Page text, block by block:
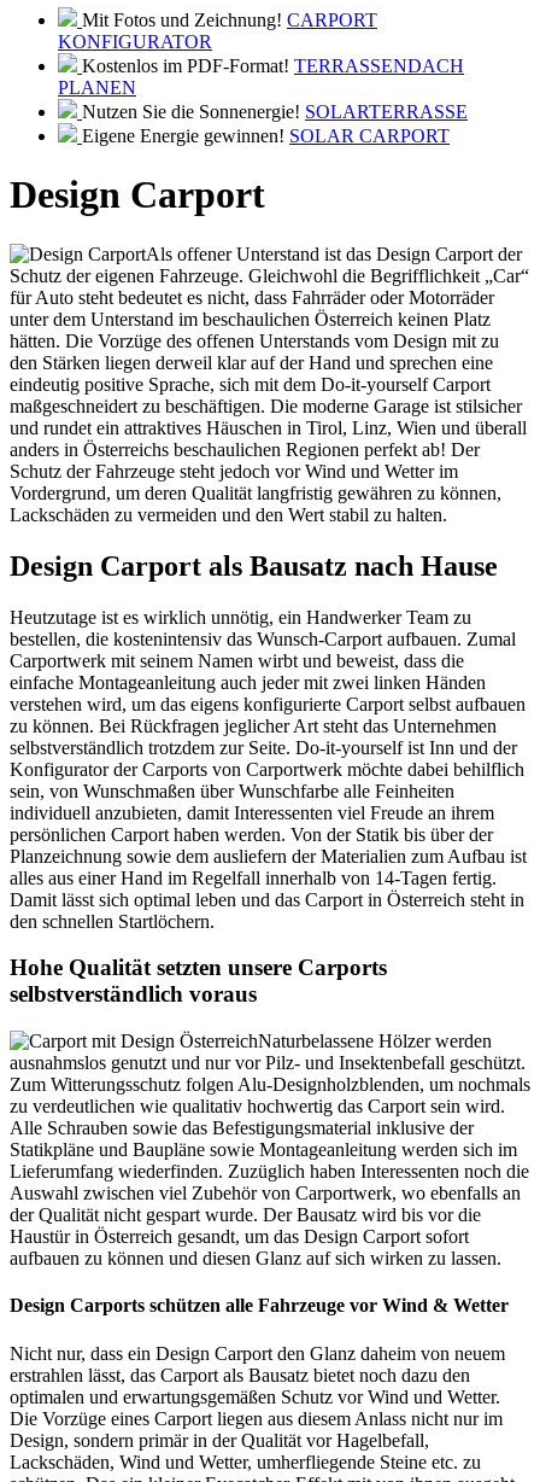
Mit Fotos und Zeichnung! CARPORT
KONFIGURATOR
Kostenlos im PDF-Format! TERRASSENDACH
PLANEN
Nutzen Sie die Sonnenergie! SOLARTERRASSE
Eigene Energie gewinnen! SOLAR CARPORT
Design Carport
Als offener Unterstand ist das Design Carport der
Schutz der eigenen Fahrzeuge. Gleichwohl die Begrifflichkeit „Car“
für Auto steht bedeutet es nicht, dass Fahrräder oder Motorräder
unter dem Unterstand im beschaulichen Österreich keinen Platz
hätten. Die Vorzüge des offenen Unterstands vom Design mit zu
den Stärken liegen derweil klar auf der Hand und sprechen eine
eindeutig positive Sprache, sich mit dem Do-it-yourself Carport
maßgeschneidert zu beschäftigen. Die moderne Garage ist stilsicher
und rundet ein attraktives Häuschen in Tirol, Linz, Wien und überall
anders in Österreichs beschaulichen Regionen perfekt ab! Der
Schutz der Fahrzeuge steht jedoch vor Wind und Wetter im
Vordergrund, um deren Qualität langfristig gewähren zu können,
Lackschäden zu vermeiden und den Wert stabil zu halten.
Design Carport als Bausatz nach Hause
Heutzutage ist es wirklich unnötig, ein Handwerker Team zu
bestellen, die kostenintensiv das Wunsch-Carport aufbauen. Zumal
Carportwerk mit seinem Namen wirbt und beweist, dass die
einfache Montageanleitung auch jeder mit zwei linken Händen
verstehen wird, um das eigens konfigurierte Carport selbst aufbauen
zu können. Bei Rückfragen jeglicher Art steht das Unternehmen
selbstverständlich trotzdem zur Seite. Do-it-yourself ist Inn und der
Konfigurator der Carports von Carportwerk möchte dabei behilflich
sein, von Wunschmaßen über Wunschfarbe alle Feinheiten
individuell anzubieten, damit Interessenten viel Freude an ihrem
persönlichen Carport haben werden. Von der Statik bis über der
Planzeichnung sowie dem ausliefern der Materialien zum Aufbau ist
alles aus einer Hand im Regelfall innerhalb von 14-Tagen fertig.
Damit lässt sich optimal leben und das Carport in Österreich steht in
den schnellen Startlöchern.
Hohe Qualität setzten unsere Carports
selbstverständlich voraus
Naturbelassene Hölzer werden
ausnahmslos genutzt und nur vor Pilz- und Insektenbefall geschützt.
Zum Witterungsschutz folgen Alu-Designholzblenden, um nochmals
zu verdeutlichen wie qualitativ hochwertig das Carport sein wird.
Alle Schrauben sowie das Befestigungsmaterial inklusive der
Statikpläne und Baupläne sowie Montageanleitung werden sich im
Lieferumfang wiederfinden. Zuzüglich haben Interessenten noch die
Auswahl zwischen viel Zubehör von Carportwerk, wo ebenfalls an
der Qualität nicht gespart wurde. Der Bausatz wird bis vor die
Haustür in Österreich gesandt, um das Design Carport sofort
aufbauen zu können und diesen Glanz auf sich wirken zu lassen.
Design Carports schützen alle Fahrzeuge vor Wind & Wetter
Nicht nur, dass ein Design Carport den Glanz daheim von neuem
erstrahlen lässt, das Carport als Bausatz bietet noch dazu den
optimalen und erwartungsgemäßen Schutz vor Wind und Wetter.
Die Vorzüge eines Carport liegen aus diesem Anlass nicht nur im
Design, sondern primär in der Qualität vor Hagelbefall,
Lackschäden, Wind und Wetter, umherfliegende Steine etc. zu